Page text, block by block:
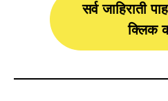
सर्व जाहिराती
क्लिक